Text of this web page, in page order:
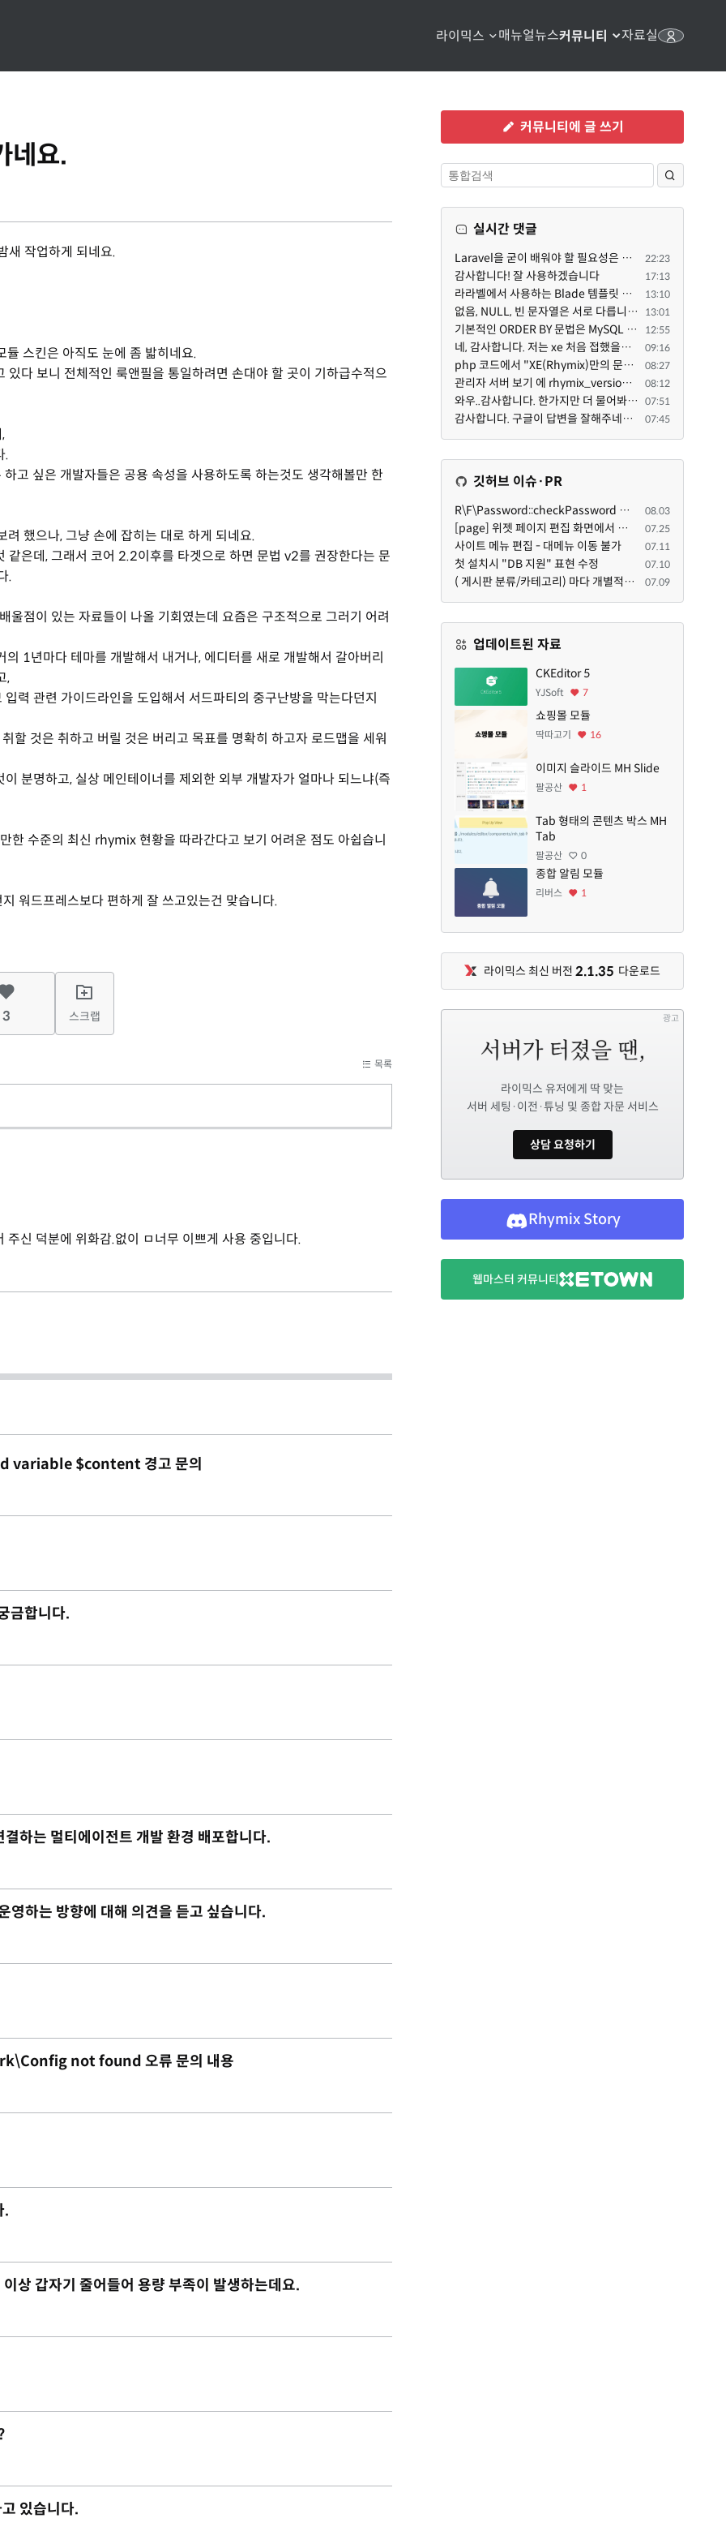
라이믹스 매뉴얼뉴스커뮤니티 자료실
네요.
새 작업하게 되네요.
스킨은 아직도 눈에 좀 밟히네요.
다 보니 전체적인 룩앤필을 통일하려면 손대야 할 곳이 기하급수적으
.
고 싶은 개발자들은 공용 속성을 사용하도록 하는것도 생각해볼만 한
했으나, 그냥 손에 잡히는 대로 하게 되네요.
은데, 그래서 코어 2.2이후를 타겟으로 하면 문법 v2를 권장한다는 문
.
점이 있는 자료들이 나올 기회였는데 요즘은 구조적으로 그러기 어려
1년마다 테마를 개발해서 내거나, 에디터를 새로 개발해서 갈아버리
,
력 관련 가이드라인을 도입해서 서드파티의 중구난방을 막는다던지
할 것은 취하고 버릴 것은 버리고 목표를 명확히 하고자 로드맵을 세워
분명하고, 실상 메인테이너를 제외한 외부 개발자가 얼마나 되느냐(즉
수준의 최신 rhymix 현황을 따라간다고 보기 어려운 점도 아쉽습니
워드프레스보다 편하게 잘 쓰고있는건 맞습니다.
3 스크랩
목록
신 덕분에 위화감.없이 ㅁ너무 이쁘게 사용 중입니다.
$content 경고 문의
금합니다.
하는 멀티에이전트 개발 환경 배포합니다.
하는 방향에 대해 의견을 듣고 싶습니다.
not found 오류 문의 내용
.
갑자기 줄어들어 용량 부족이 발생하는데요.
있습니다.
커뮤니티에 글 쓰기
실시간 댓글
Laravel을 굳이 배워야 할 필요성은 없습니다만, Class기반의 객체 지향 프로그래밍과, PSR-4라는 Composer... 22:23
감사합니다! 잘 사용하겠습니다 17:13
라라벨에서 사용하는 Blade 템플릿 문법을 라이믹스에서도 일부분 도입하였는데, 양쪽의 템플릿 매뉴얼 분량... 13:10
없음, NULL, 빈 문자열은 서로 다릅니다. 예전에는 대충 써도 서로 통용되었지만, 그것 때문에 버그나 보안... 13:01
기본적인 ORDER BY 문법은 MySQL 초기 버전이든 MariaDB 최신 버전이든 차이가 없습니다. 라이믹스 게시판에... 12:55
네, 감사합니다. 저는 xe 처음 접했을때 XE 문법으로 만들었다고 해서 xe코드들이 php와 전혀 다른것 같이 ... 09:16
php 코드에서 "XE(Rhymix)만의 문법"이라는건 존재하지도 않고 별도의 인터프리터를 만들지 않는한 쓸 수도 ... 08:27
관리자 서버 보기 에 rhymix_version : 2.1.35 php : 7.4.3 (64-bit) db.type : mysql (innodb, utf8mb4) db... 08:12
와우..감사합니다. 한가지만 더 물어봐도 되겠는지요. Password.php 파일안에 클래스와 함수들은 순수 php ... 07:51
감사합니다. 구글이 답변을 잘해주네요. 저는 지금까지 md5 에 머물러 있었네요. md5는 구석기 알고리즘이 ... 07:45
깃허브 이슈·PR
R\F\Password::checkPassword 함수 해시 알고리즘을 암시적으로 호출하는 경우 Argon2id 해시 비교 실패 08.03
[page] 위젯 페이지 편집 화면에서 위젯이 Context의 module_info를 덮어쓰면 저장이 ERR_ACT_IS_NOT_STANDALONE으로 실패 07.25
사이트 메뉴 편집 - 대메뉴 이동 불가 07.11
첫 설치시 "DB 지원" 표현 수정 07.10
( 게시판 분류/카테고리) 마다 개별적으로 타이틀브라우저 제목 및 seo설명 넣을 수 있으면 어떨지 해서 글 등록해봅니다. 07.09
업데이트된 자료
CKEditor 5
YJSoft 7
쇼핑몰 모듈
딱따고기 16
이미지 슬라이드 MH Slide
팔공산 1
Tab 형태의 콘텐츠 박스 MH
Tab
팔공산 0
종합 알림 모듈
리버스 1
라이믹스 최신 버전 2.1.35 다운로드
광고
라이믹스 유저에게 딱 맞는
서버 세팅·이전·튜닝 및 종합 자문 서비스
상담 요청하기
Rhymix Story
웹마스터 커뮤니티